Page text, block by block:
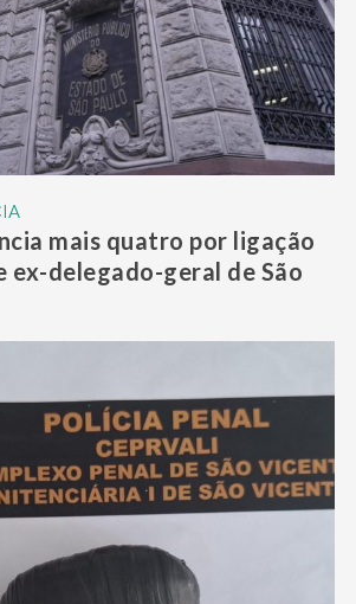
mais quatro por ligação
ex-delegado-geral de São